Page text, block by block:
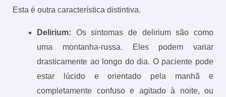
Esta é outra característica distintiva.
Delirium: Os sintomas de delirium são como
uma montanha-russa. Eles podem variar
drasticamente ao longo do dia. O paciente pode
estar lúcido e orientado pela manhã e
completamente confuso e agitado à noite, ou